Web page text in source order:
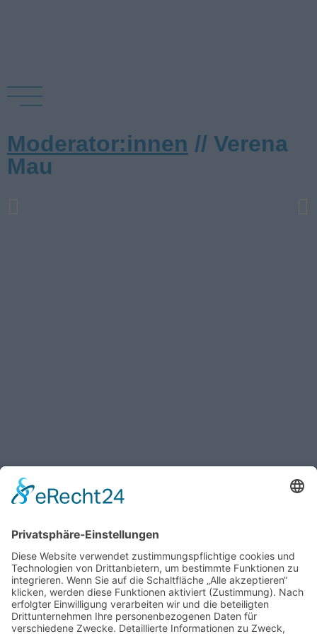
Moderator:innen // Verena
Mau
.Verena Mau
Verena Mau gab in „Das Tierschutzteam“ ihre Premiere
als Moderatorin. Zum Zeitpunkt der Dreharbeiten für die
zehn Folgen war sie zwölf Jahre. Die tierliebe Schülerin
geht im rheinländischen Bensberg bei Köln zur Schule.
Seit ihrer frühesten Kindheit ist sie mit Tieren
aufgewachsen, kein Wunder: ihr Vater ist der Tierfilmer